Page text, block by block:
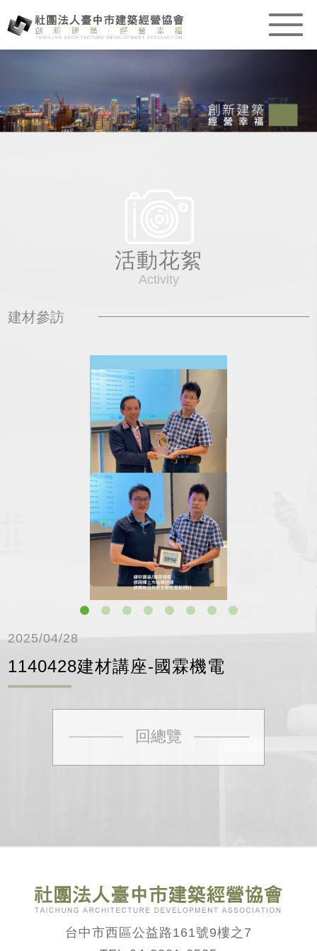
活動花絮
Activity
建材參訪
2025/04/28
1140428建材講座-國霖機電
回總覽
台中市西區公益路161號9樓之7